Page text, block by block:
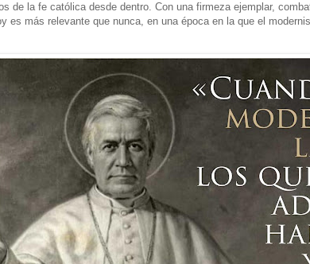
de la fe católica desde dentro. Con una firmeza ejemplar,
es más relevante que nunca, en una época en la que el